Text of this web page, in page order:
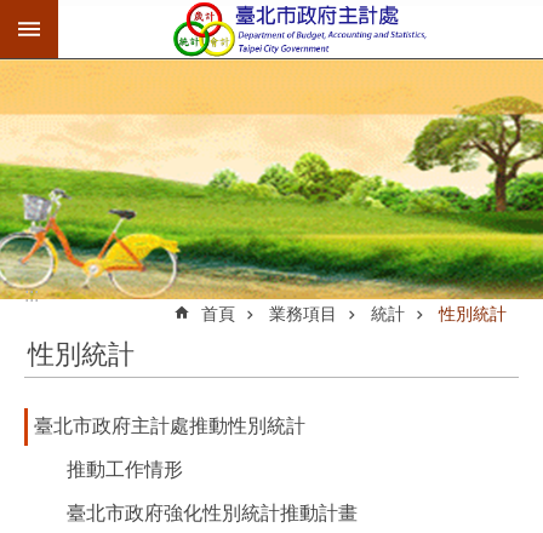
跳到主要內容區塊
:::
首頁 業務項目 統計 性別統計
性別統計
臺北市政府主計處推動性別統計
推動工作情形
臺北市政府強化性別統計推動計畫